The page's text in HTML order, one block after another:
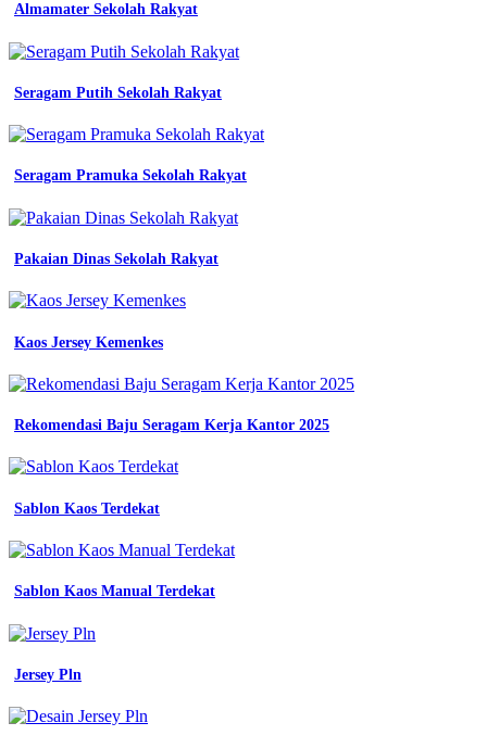
Jersey
Custom
Murah
terbaik
membuat
kantor
pengadaan
no
di
4
rekomendasi
bahan
yang
untuk
seragam
seragam
yang
ukuran
seragam
kerja
kerja
security
mitra
pengadaan
Almamater Sekolah Rakyat
Seragam Putih Sekolah Rakyat
Seragam Pramuka Sekolah Rakyat
Pakaian Dinas Sekolah Rakyat
Kaos Jersey Kemenkes
Rekomendasi Baju Seragam Kerja Kantor 2025
Sablon Kaos Terdekat
Sablon Kaos Manual Terdekat
Jersey Pln